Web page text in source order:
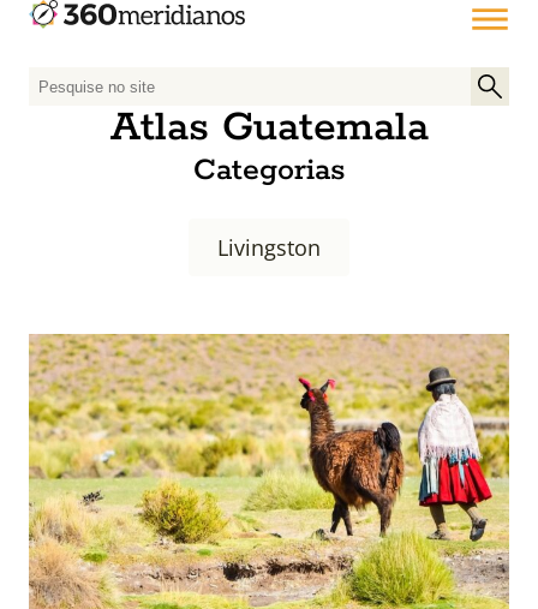
P
p
o
r
:
Atlas Guatemala
Categorias
Livingston